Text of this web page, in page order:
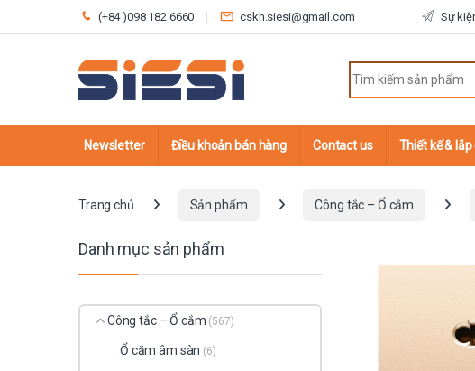
Skip to navigation
Skip to content
(+84 )098 182 6660 cskh.siesi@gmail.com Sự
Newsletter Điều khoản bán hàng Contact us Thiết kế &
Trang chủ Sản phẩm Công tắc – Ổ cắm
Danh mục sản phẩm
Công tắc – Ổ cắm (567)
Ổ cắm âm sàn (6)